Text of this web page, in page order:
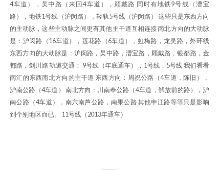
4车道），吴中路（来回4车道），顾戴路 同时有地铁9号线（漕宝
路），地铁1号线（沪闵路），轻轨5号线（沪闵路） 这些只是东西方向
的主动脉，这些主动脉之间更有其他主干道互相连接 南北方向的大动脉
是：沪闵路（16车道），莲花路（6车道），虹梅路，龙吴路，外环线
东西方向的大动脉是：沪闵路，吴中路，漕宝路，顾戴路，银都路，金
都路，剑川路 轨道交通： 9号线（年底通车），1号线，5号线 我们看看
南汇的东西南北方向的主干道 东西方向：周祝公路（4车道，陈旧），
沪南公路（4车道） 南北方向：川南奉公路（4车道，解放前的路），沪
南公路（4车道），南六南芦公路，南果公路 其他申江路等等只是影响
到个别地区而已。 11号线（2013年通车）